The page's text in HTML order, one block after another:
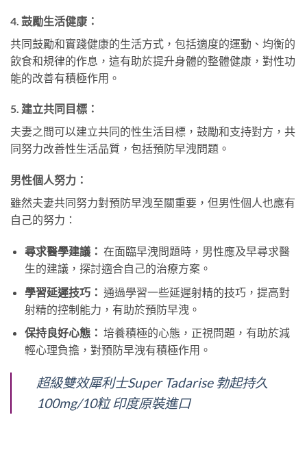
4. 鼓勵生活健康：
共同鼓勵和實踐健康的生活方式，包括適度的運動、均衡的
飲食和規律的作息，這有助於提升身體的整體健康，對性功
能的改善有積極作用。
5. 建立共同目標：
夫妻之間可以建立共同的性生活目標，鼓勵和支持對方，共
同努力改善性生活品質，包括預防早洩問題。
男性個人努力：
雖然夫妻共同努力對預防早洩至關重要，但男性個人也應有
自己的努力：
尋求醫學建議： 在面臨早洩問題時，男性應及早尋求醫
生的建議，探討適合自己的治療方案。
學習延遲技巧： 通過學習一些延遲射精的技巧，提高對
射精的控制能力，有助於預防早洩。
保持良好心態： 培養積極的心態，正視問題，有助於減
輕心理負擔，對預防早洩有積極作用。
超級雙效犀利士Super Tadarise 勃起持久
100mg/10粒 印度原裝進口